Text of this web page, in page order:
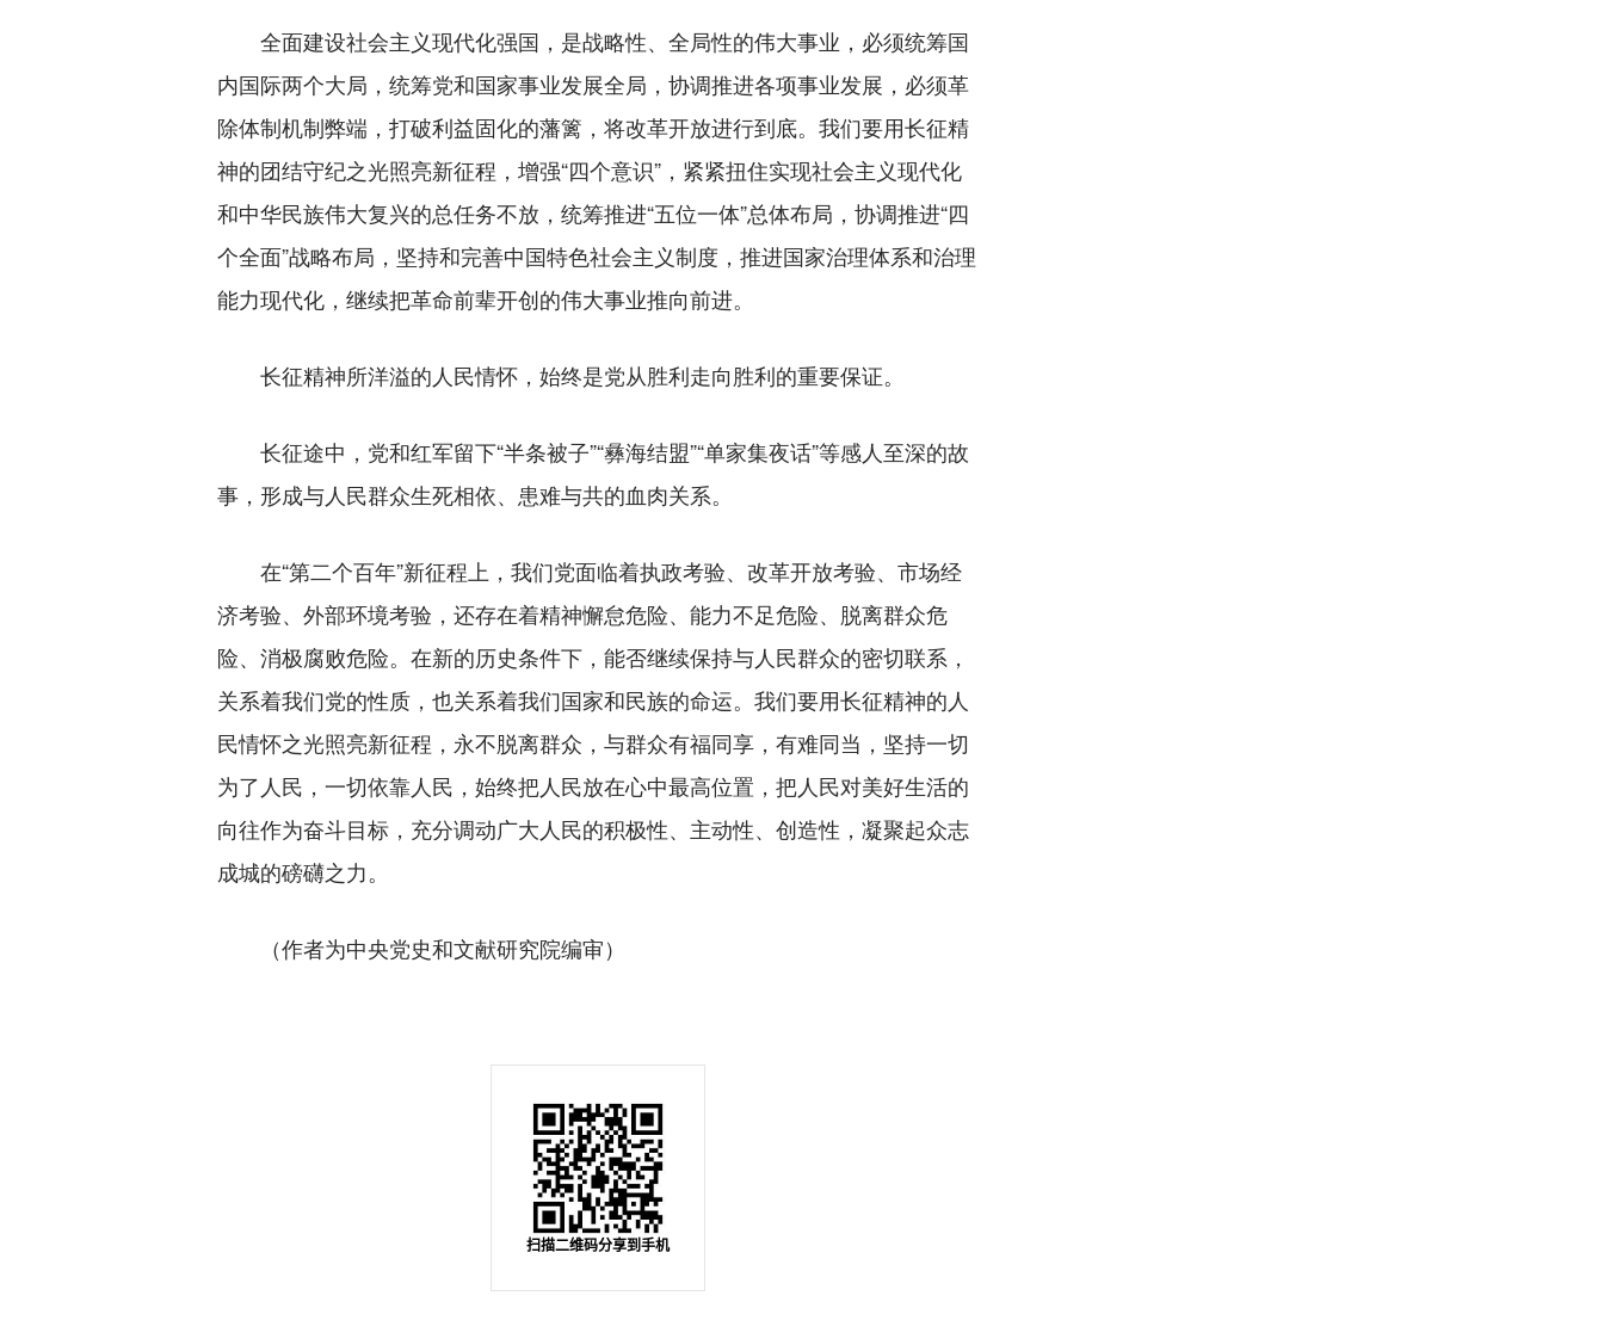
全面建设社会主义现代化强国，是战略性、全局性的伟大事业，必须统筹国
内国际两个大局，统筹党和国家事业发展全局，协调推进各项事业发展，必须革
除体制机制弊端，打破利益固化的藩篱，将改革开放进行到底。我们要用长征精
神的团结守纪之光照亮新征程，增强“四个意识”，紧紧扭住实现社会主义现代化
和中华民族伟大复兴的总任务不放，统筹推进“五位一体”总体布局，协调推进“四
个全面”战略布局，坚持和完善中国特色社会主义制度，推进国家治理体系和治理
能力现代化，继续把革命前辈开创的伟大事业推向前进。
长征精神所洋溢的人民情怀，始终是党从胜利走向胜利的重要保证。
长征途中，党和红军留下“半条被子”“彝海结盟”“单家集夜话”等感人至深的故
事，形成与人民群众生死相依、患难与共的血肉关系。
在“第二个百年”新征程上，我们党面临着执政考验、改革开放考验、市场经
济考验、外部环境考验，还存在着精神懈怠危险、能力不足危险、脱离群众危
险、消极腐败危险。在新的历史条件下，能否继续保持与人民群众的密切联系，
关系着我们党的性质，也关系着我们国家和民族的命运。我们要用长征精神的人
民情怀之光照亮新征程，永不脱离群众，与群众有福同享，有难同当，坚持一切
为了人民，一切依靠人民，始终把人民放在心中最高位置，把人民对美好生活的
向往作为奋斗目标，充分调动广大人民的积极性、主动性、创造性，凝聚起众志
成城的磅礴之力。
（作者为中央党史和文献研究院编审）
扫描二维码分享到手机